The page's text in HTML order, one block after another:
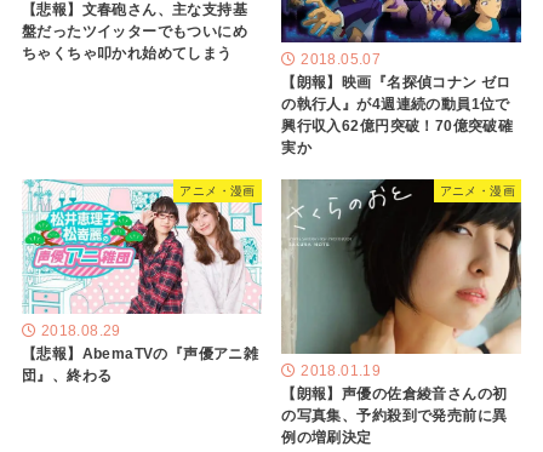
【悲報】文春砲さん、主な支持基
盤だったツイッターでもついにめ
ちゃくちゃ叩かれ始めてしまう
2018.05.07
【朗報】映画『名探偵コナン ゼロ
の執行人』が4週連続の動員1位で
興行収入62億円突破！70億突破確
実か
アニメ・漫画
2018.08.29
【悲報】AbemaTVの『声優アニ雑
団』、終わる
アニメ・漫画
2018.01.19
【朗報】声優の佐倉綾音さんの初
の写真集、予約殺到で発売前に異
例の増刷決定